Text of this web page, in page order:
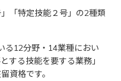
「特定技能２号」の2種類
る12分野・14業種におい
する技能を要する業務」
資格です。